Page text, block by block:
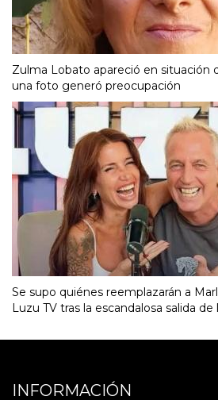
Zulma Lobato apareció en situación
una foto generó preocupación
Se supo quiénes reemplazarán a
Luzu TV tras la escandalosa salida de
INFORMACIÓN